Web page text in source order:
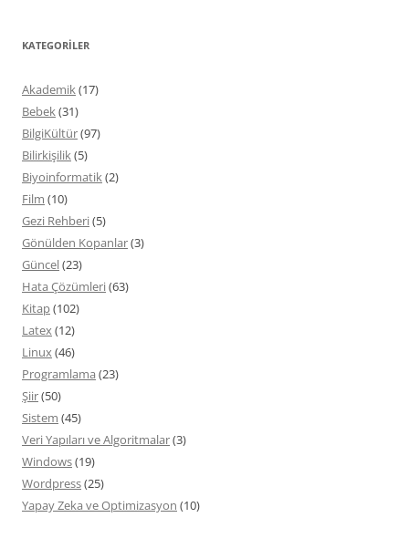
KATEGORILER
Akademik(17)
Bebek(31)
BilgiKültür(97)
Bilirkişilik(5)
Biyoinformatik(2)
Film (10)
Gezi Rehberi(5)
Gönülden Kopanlar(3)
Güncel(23)
Hata Çözümleri(63)
Kitap(102)
Latex(12)
Linux(46)
Programlama (23)
Şiir(50)
Sistem (45)
Veri Yapıları ve Algoritmalar(3)
Windows(19)
Wordpress(25)
Yapay Zeka ve Optimizasyon (10)